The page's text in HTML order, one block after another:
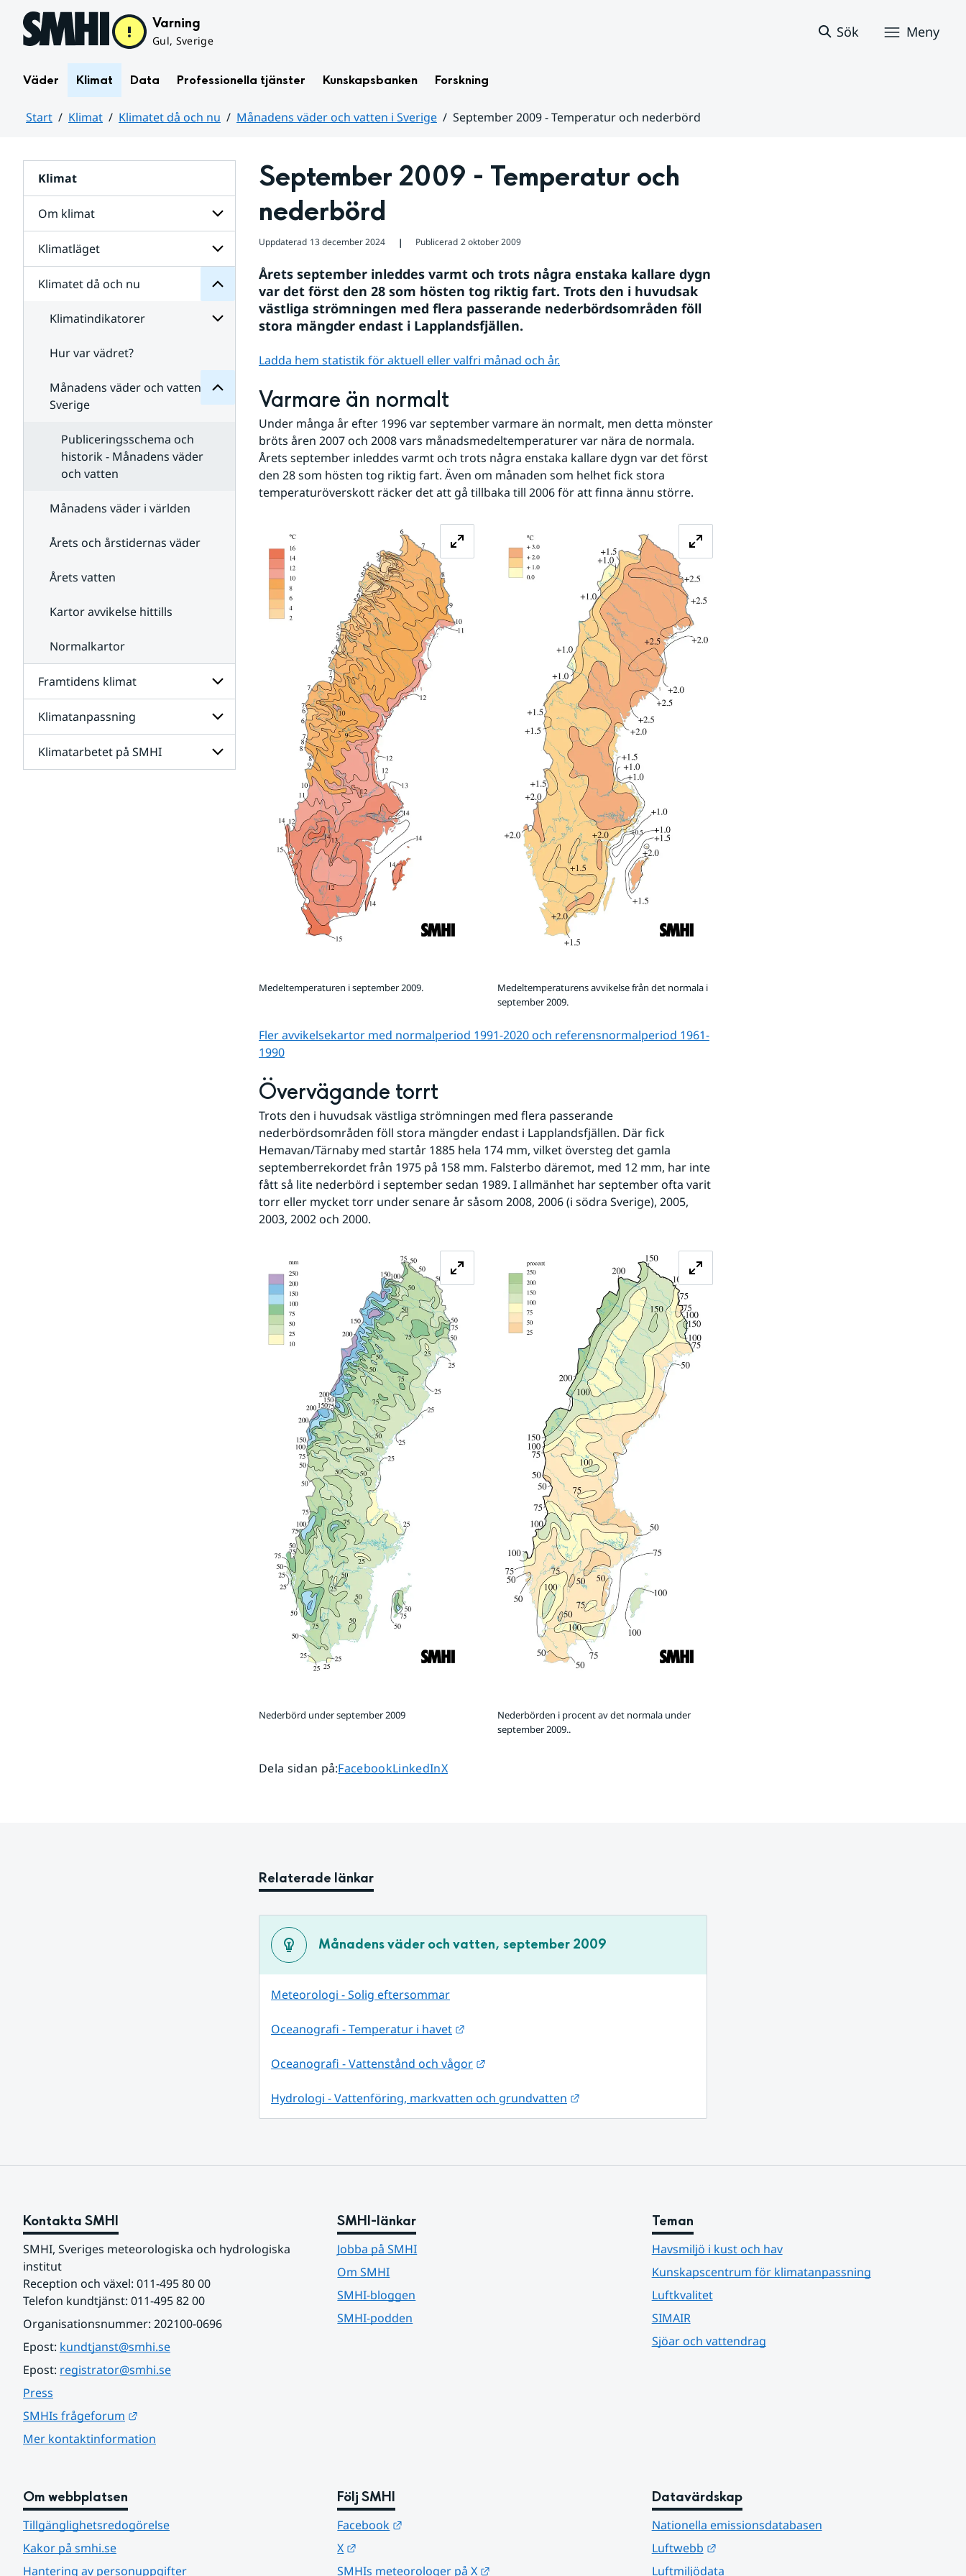
Hoppa till sidans innehåll Varning
Gul, Sverige
Sök Meny
Väder Klimat Data Professionella tjänster Kunskapsbanken Forskning
Start Klimat Klimatet då och nu Månadens väder och vatten i Sverige
September 2009 - Temperatur och nederbörd
Klimat
Om klimat
Undersidor
för
Om
klimat
Klimatläget
Undersidor
Klimatläget
Klimatet då och nu
Undersidor
för
Klimatet
då
och
Klimatindikatorer
Undersidor
Klimatindikatorer
Hur var vädret?
Månadens väder och vatten i
Sverige
Månadens
väder
vatten
i
Publiceringsschema och
historik - Månadens väder
och vatten
Månadens väder i världen
Årets och årstidernas väder
Årets vatten
Kartor avvikelse hittills
Normalkartor
Framtidens klimat
Undersidor
för
Framtidens
klimat
Klimatanpassning
Undersidor
för
Klimatanpassning
Klimatarbetet på SMHI
Klimatarbetet
September 2009 - Temperatur och
nederbörd
Uppdaterad 13 december 2024 ❘ Publicerad 2 oktober 2009
Årets september inleddes varmt och trots några enstaka kallare dygn
var det först den 28 som hösten tog riktig fart. Trots den i huvudsak
västliga strömningen med flera passerande nederbördsområden föll
stora mängder endast i Lapplandsfjällen.
Ladda hem statistik för aktuell eller valfri månad och år.
Varmare än normalt
Under många år efter 1996 var september varmare än normalt, men detta mönster
bröts åren 2007 och 2008 vars månadsmedeltemperaturer var nära de normala.
Årets september inleddes varmt och trots några enstaka kallare dygn var det först
den 28 som hösten tog riktig fart. Även om månaden som helhet fick stora
temperaturöverskott räcker det att gå tillbaka till 2006 för att finna ännu större.
Medeltemperaturen i september 2009.
Medeltemperaturens avvikelse från det normala i
september 2009.
Fler avvikelsekartor med normalperiod 1991-2020 och referens­normalperiod 1961-
1990
Övervägande torrt
Trots den i huvudsak västliga strömningen med flera passerande
nederbördsområden föll stora mängder endast i Lapplandsfjällen. Där fick
Hemavan/Tärnaby med startår 1885 hela 174 mm, vilket översteg det gamla
septemberrekordet från 1975 på 158 mm. Falsterbo däremot, med 12 mm, har inte
fått så lite nederbörd i september sedan 1989. I allmänhet har september ofta varit
torr eller mycket torr under senare år såsom 2008, 2006 (i södra Sverige), 2005,
2003, 2002 och 2000.
Nederbörd under september 2009
Nederbörden i procent av det normala under
september 2009..
Dela sidan på:Dela sidan på
FacebookDela sidan på
LinkedInDela sidan på
X
Relaterade länkar
Månadens väder och vatten, september 2009
Meteorologi - Solig eftersommar
Oceanografi - Temperatur i havet Länk till annan webbplats.
Oceanografi - Vattenstånd och vågor Länk till annan webbplats.
Hydrologi - Vattenföring, markvatten och grundvatten Länk till annan webbplats.
Kontakta SMHI
SMHI, Sveriges meteorologiska och hydrologiska
institut
Reception och växel: 011-495 80 00
Telefon kundtjänst: 011-495 82 00
Organisationsnummer: 202100-0696
Epost: kundtjanst@smhi.se
Epost: registrator@smhi.se
Press
SMHIs frågeforum
Mer kontaktinformation
SMHI-länkar
Jobba på SMHI
Om SMHI
SMHI-bloggen
SMHI-podden
Teman
Havsmiljö i kust och hav
Kunskapscentrum för klimatanpassning
Luftkvalitet
SIMAIR
Sjöar och vattendrag
Om webbplatsen
Tillgänglighetsredogörelse
Kakor på smhi.se
Hantering av personuppgifter
Följ SMHI
Facebook
X
SMHIs meteorologer på X
Datavärdskap
Nationella emissionsdatabasen
Luftwebb
Länk till annan webbplats.
Luftmiljödata